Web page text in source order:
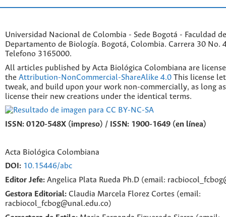
Universidad Nacional de Colombia - Sede Bogotá - Faculdad
Departamento de Biología. Bogotá, Colombia. Carrera 30 No.
Telefono 3165000.
All articles published by Acta Biológica Colombiana are
the Attribution-NonCommercial-ShareAlike 4.0 This license
tweak, and build upon your work non-commercially, as long
license their new creations under the identical terms.
ISSN: 0120-548X (impreso) / ISSN: 1900-1649 (en línea)
Acta Biológica Colombiana
DOI: 10.15446/abc
Editor Jefe: Angelica Plata Rueda Ph.D (email:
Gestora Editorial: Claudia Marcela Florez Cortes (email:
racbiocol_fcbog@unal.edu.co)